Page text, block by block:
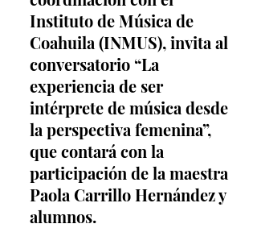
Instituto de Música de
Coahuila (INMUS), invita al
conversatorio “La
experiencia de ser
intérprete de música desde
la perspectiva femenina”,
que contará con la
participación de la maestra
Paola Carrillo Hernández y
alumnos.